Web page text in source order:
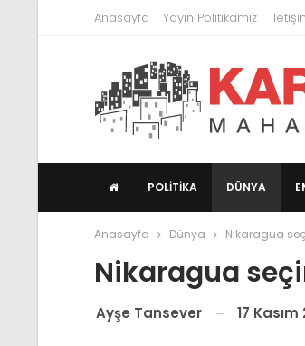
Anasayfa Yayın Politikamız
POLITIKA DÜNYA
Anasayfa Dünya Nikaragua
Nikaragua
Ayşe Tansever 17 Kasım